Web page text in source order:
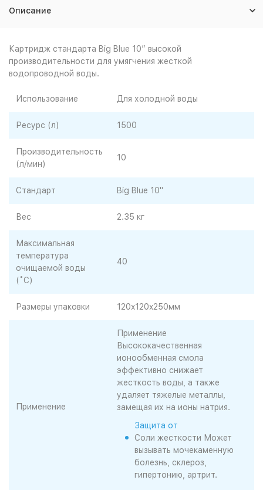
Описание
Картридж стандарта Big Blue 10” высокой
производительности для умягчения жесткой
водопроводной воды.
Использование Для холодной воды
Ресурс (л) 1500
Производительность
(л/мин)
10
Стандарт Big Blue 10"
Вес 2.35 кг
Максимальная
температура
очищаемой воды
(˚С)
40
Размеры упаковки 120x120x250мм
Применение
Применение
Высококачественная
ионообменная смола
эффективно снижает
жесткость воды, а также
удаляет тяжелые металлы,
замещая их на ионы натрия.
Защита от
Соли жесткости Может
вызывать мочекаменную
болезнь, склероз,
гипертонию, артрит.